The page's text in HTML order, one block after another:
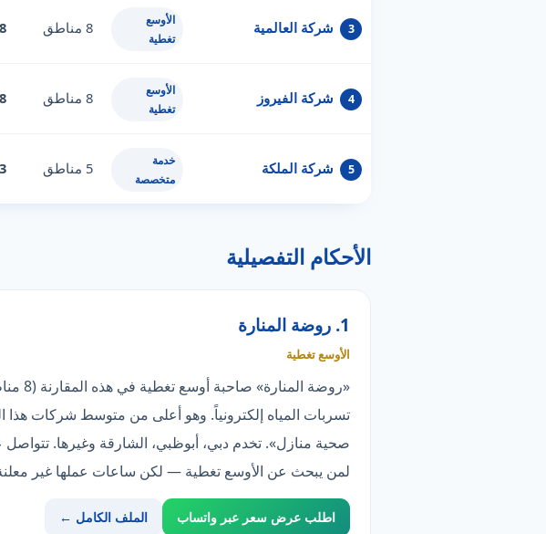
3 شركة العالمية
الأوسع
تغطية
8 مناطق 8
4 شركة الفيروز
الأوسع
تغطية
8 مناطق 8
5 شركة الملكة
خدمة
متخصصة
5 مناطق
الأحكام التفصيلية
1. روضة المنارة
الأوسع تغطية
صحية منازل». تخدم دبي، أبوظبي، الشارقة وغيرها. تتواصل
لمن يبحث عن الأوسع تغطية — لكن ساعات عملها غير
اطلب عرض سعر عبر واتساب الملف الكامل ←